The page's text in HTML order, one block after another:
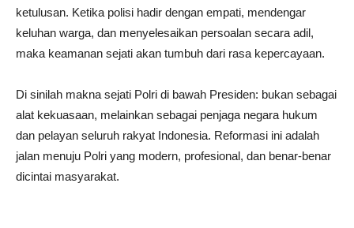
ketulusan. Ketika polisi hadir dengan empati, mendengar
keluhan warga, dan menyelesaikan persoalan secara adil,
maka keamanan sejati akan tumbuh dari rasa kepercayaan.
Di sinilah makna sejati Polri di bawah Presiden: bukan sebagai
alat kekuasaan, melainkan sebagai penjaga negara hukum
dan pelayan seluruh rakyat Indonesia. Reformasi ini adalah
jalan menuju Polri yang modern, profesional, dan benar-benar
dicintai masyarakat.